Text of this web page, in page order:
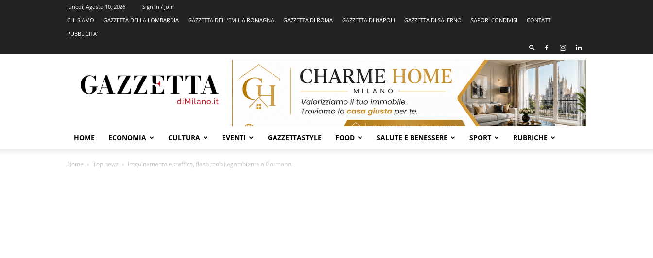
lunedì, Agosto 10, 2026
Sign in / Join
CHI SIAMO
GAZZETTA DELLA LOMBARDIA GAZZETTA DELL’EMILIA ROMAGNA GAZZETTA DI ROMA GAZZETTA DI NAPOLI GAZZETTA DI SALERNO SAPORI CONDIVISI
CONTATTI
PUBBLICITA’
HOME ECONOMIA CULTURA EVENTI GAZZETTASTYLE FOOD SALUTE E BENESSERE SPORT RUBRICHE
Home Top news Imquinamento e traffico, flash mob Legambiente a Cormano.